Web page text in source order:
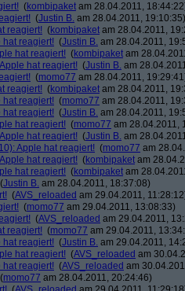
(kombipaket am 28.04.2011,
(Justin B. am 28.04.2011, 19:10:35)
reagiert! (kombipaket am 28.04.2011,
hat reagiert! (Justin B. am 28.04.2011,
hat reagiert! (kombipaket am
hat reagiert! (Justin B. am
(momo77 am 28.04.2011,
reagiert! (kombipaket am 28.04.2011,
hat reagiert! (momo77 am 28.04.2011,
hat reagiert! (Justin B. am 28.04.2011,
hat reagiert! (momo77 am 28.04.2011,
hat reagiert! (Justin B. am
Apple hat reagiert! (momo77 am
hat reagiert! (kombipaket am
hat reagiert! (kombipaket am
(Justin B. am 28.04.2011, 18:37:08)
(AVS_reloaded am 29.04.2011,
(momo77 am 29.04.2011, 13:08:33)
(AVS_reloaded am 29.04.2011,
reagiert! (momo77 am 29.04.2011,
hat reagiert! (Justin B. am 29.04.2011,
hat reagiert! (AVS_reloaded am
hat reagiert! (AVS_reloaded am
(momo77 am 28.04.2011, 20:24:46)